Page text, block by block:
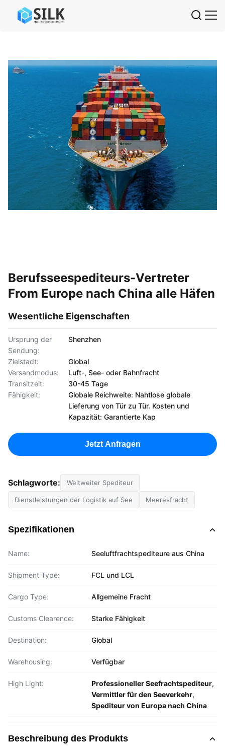
Berufsseespediteurs-Vertreter
From Europe nach China alle Häfen
Wesentliche Eigenschaften
Ursprung der
Sendung:
Shenzhen
Zielstadt:
Global
Versandmodus:
Luft-, See- oder Bahnfracht
Transitzeit:
30-45 Tage
Fähigkeit:
Globale Reichweite: Nahtlose globale
Lieferung von Tür zu Tür. Kosten und
Kapazität: Garantierte Kap
Jetzt Anfragen
Schlagworte: Weltweiter Spediteur
Dienstleistungen der Logistik auf See Meeresfracht
Spezifikationen
Name: Seeluftfrachtspediteure aus China
Shipment Type: FCL und LCL
Cargo Type: Allgemeine Fracht
Customs Clearence: Starke Fähigkeit
Destination: Global
Warehousing: Verfügbar
High Light: Professioneller Seefrachtspediteur,
Vermittler für den Seeverkehr,
Spediteur von Europa nach China
Beschreibung des Produkts